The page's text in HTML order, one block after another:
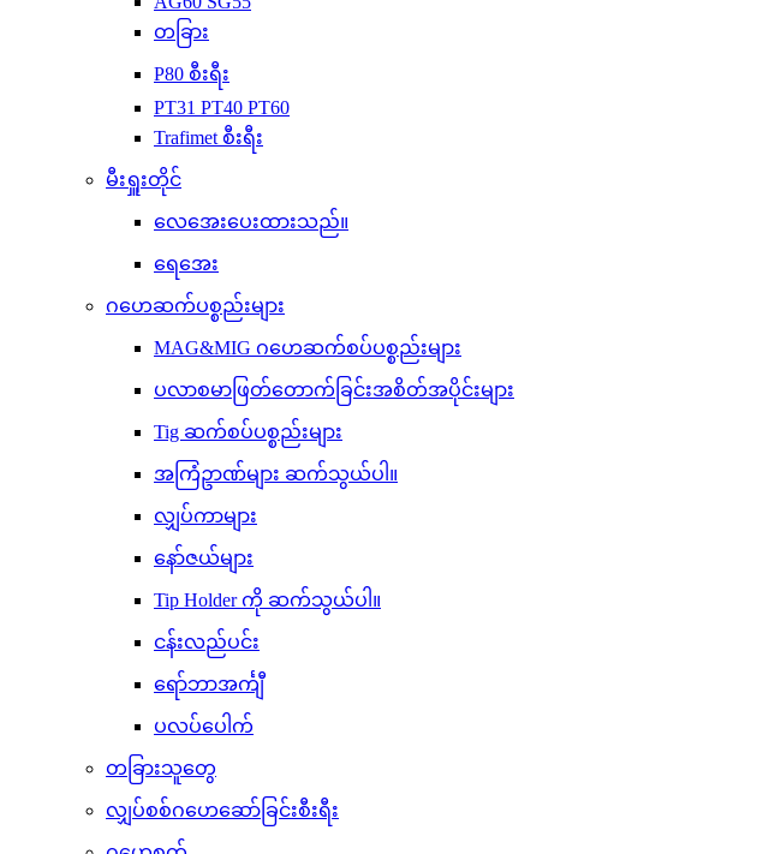
တခြား
P80 စီးရီး
PT31 PT40 PT60
Trafimet စီးရီး
မီးရှူးတိုင်
လေအေးပေးထားသည်။
ရေအေး
ဂဟေဆက်ပစ္စည်းများ
MAG&MIG ဂဟေဆက်စပ်ပစ္စည်းများ
ပလာစမာဖြတ်တောက်ခြင်းအစိတ်အပိုင်းများ
Tig ဆက်စပ်ပစ္စည်းများ
အကြံဥာဏ်များ ဆက်သွယ်ပါ။
လျှပ်ကာများ
နော်ဇယ်များ
Tip Holder ကို ဆက်သွယ်ပါ။
ငန်းလည်ပင်း
ရော်ဘာအင်္ကျီ
ပလပ်ပေါက်
တခြားသူတွေ
လျှပ်စစ်ဂဟေဆော်ခြင်းစီးရီး